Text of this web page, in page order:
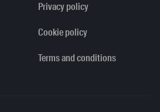
Privacy policy
Cookie policy
Terms and conditions